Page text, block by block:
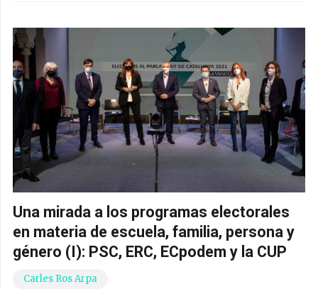
Una mirada a los programas electorales
en materia de escuela, familia, persona y
género (I): PSC, ERC, ECpodem y la CUP
Carles Ros Arpa